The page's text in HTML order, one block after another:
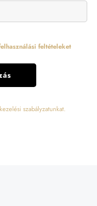
feltételeket
szabályzatunkat.